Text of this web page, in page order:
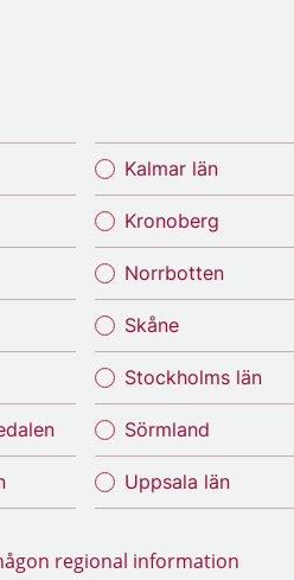
Kalmar län
Kronoberg
Norrbotten
Skåne
Stockholms län
Sörmland
Uppsala län
regional information